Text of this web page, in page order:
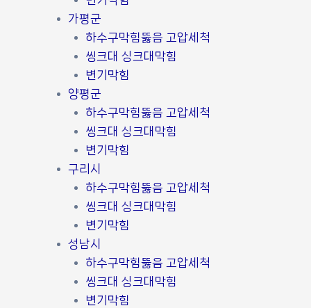
가평군
하수구막힘뚫음 고압세척
씽크대 싱크대막힘
변기막힘
양평군
하수구막힘뚫음 고압세척
씽크대 싱크대막힘
변기막힘
구리시
하수구막힘뚫음 고압세척
씽크대 싱크대막힘
변기막힘
성남시
하수구막힘뚫음 고압세척
씽크대 싱크대막힘
변기막힘